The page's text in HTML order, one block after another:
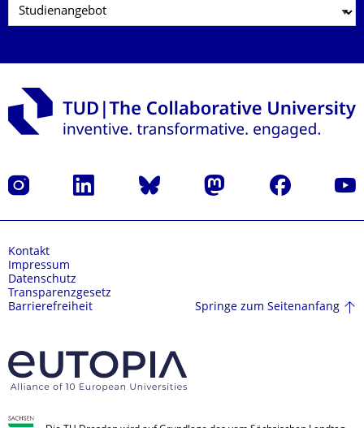
Instagram LinkedIn Bluesky Mastodon Facebook
Kontakt
Impressum
Datenschutz
Transparenzgesetz
Barrierefreiheit
Springe zum Seitenanfang